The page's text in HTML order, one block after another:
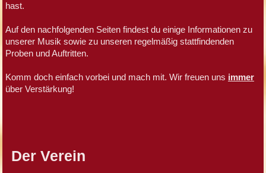
hast.
Auf den nachfolgenden Seiten findest du einige Informationen zu
unserer Musik sowie zu unseren regelmäßig stattfindenden
Proben und Auftritten.
Komm doch einfach vorbei und mach mit. Wir freuen uns immer
über Verstärkung!
Der Verein